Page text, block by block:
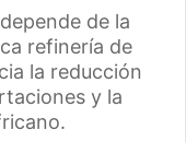
de la
refinería de
la reducción
y la